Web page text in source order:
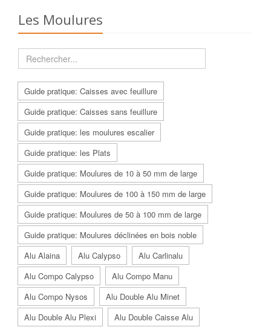
Les Moulures
Guide pratique: Caisses avec feuillure
Guide pratique: Caisses sans feuillure
Guide pratique: les moulures escalier
Guide pratique: les Plats
Guide pratique: Moulures de 10 à 50 mm de large
Guide pratique: Moulures de 100 à 150 mm de large
Guide pratique: Moulures de 50 à 100 mm de large
Guide pratique: Moulures déclinées en bois noble
Alu Alaina
Alu Calypso
Alu Carlinalu
Alu Compo Calypso
Alu Compo Manu
Alu Compo Nysos
Alu Double Alu Minet
Alu Double Alu Plexi
Alu Double Caisse Alu